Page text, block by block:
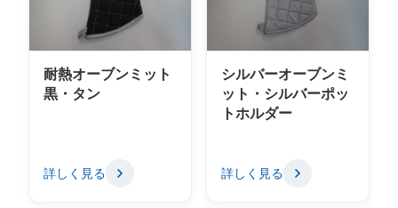
耐熱オーブンミット
黒・タン
詳しく見る
シルバーオーブンミ
ット・シルバーポッ
トホルダー
詳しく見る